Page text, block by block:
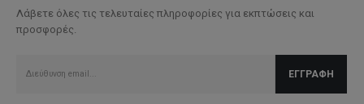
Λάβετε όλες τις τελευταίες πληροφορίες για εκπτώσεις και
προσφορές.